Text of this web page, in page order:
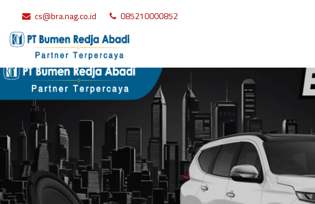
cs@bra.nag.co.id 085210000852